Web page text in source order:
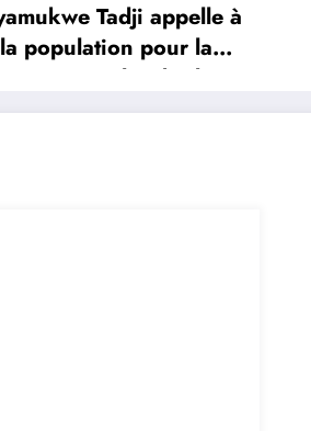
Tadji appelle à
population pour la
Antoine Tshisekedi